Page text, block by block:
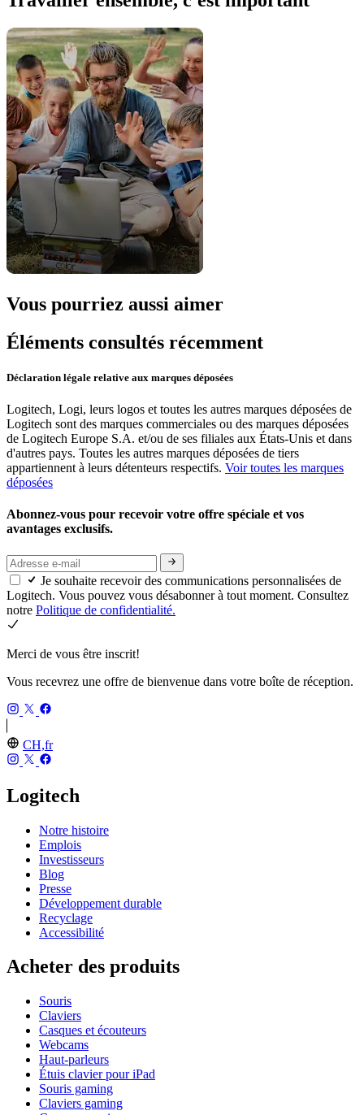
Vous pourriez aussi aimer
Éléments consultés récemment
Déclaration légale relative aux marques déposées
Logitech, Logi, leurs logos et toutes les autres marques déposées de
Logitech sont des marques commerciales ou des marques déposées
de Logitech Europe S.A. et/ou de ses filiales aux États-Unis et dans
d'autres pays. Toutes les autres marques déposées de tiers
appartiennent à leurs détenteurs respectifs. Voir toutes les marques
déposées
Abonnez-vous pour recevoir votre offre spéciale et vos
avantages exclusifs.
Je souhaite recevoir des communications personnalisées de
Logitech. Vous pouvez vous désabonner à tout moment. Consultez
notre Politique de confidentialité.
Merci de vous être inscrit!
Vous recevrez une offre de bienvenue dans votre boîte de réception.
CH,fr
Logitech
Notre histoire
Emplois
Investisseurs
Blog
Presse
Développement durable
Recyclage
Accessibilité
Acheter des produits
Souris
Claviers
Casques et écouteurs
Webcams
Haut-parleurs
Étuis clavier pour iPad
Souris gaming
Claviers gaming